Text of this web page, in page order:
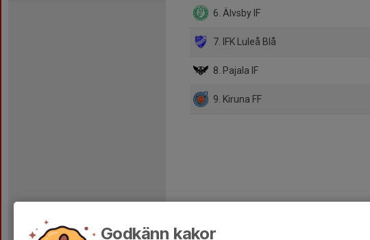
6. Älvsby IF
7. IFK Luleå Blå
8. Pajala IF
9. Kiruna FF
Godkänn kakor